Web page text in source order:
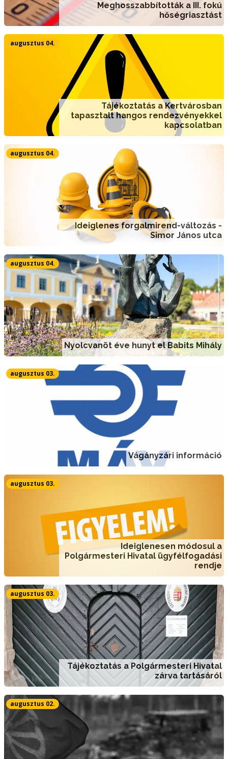
Meghosszabbították a III. fokú
hőségriasztást
Tájékoztatás a Kertvárosban
tapasztalt hangos rendezvényekkel
kapcsolatban
augusztus 04.
Ideiglenes forgalmirend-változás -
Simor János utca
augusztus 04.
Nyolcvanöt éve hunyt el Babits Mihály
augusztus 04.
Vágányzári információ
augusztus 03.
Ideiglenesen módosul a
Polgármesteri Hivatal ügyfélfogadási
rendje
augusztus 03.
Tájékoztatás a Polgármesteri Hivatal
zárva tartásáról
augusztus 03.
augusztus 02.